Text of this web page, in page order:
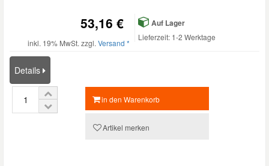
53,16 €
inkl. 19% MwSt. zzgl. Versand *
Auf Lager
Lieferzeit: 1-2 Werktage
Details
in den Warenkorb
Artikel merken